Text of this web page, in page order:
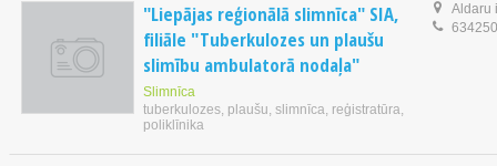
"Liepājas reģionālā slimnīca" SIA,
filiāle "Tuberkulozes un plaušu
slimību ambulatorā nodaļa"
Slimnīca
tuberkulozes, plaušu, slimnīca, reģistratūra,
poliklīnika
Aldaru